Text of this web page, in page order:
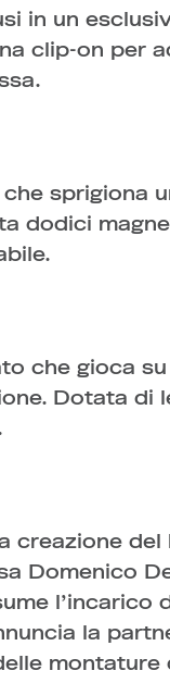
in un
clip-on per
sprigiona
dodici
che gioca su
Dotata di
creazione del
Domenico
l’incarico
la
montature